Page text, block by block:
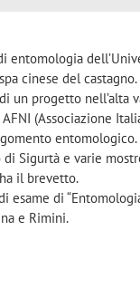
cinese del
un progetto nell’alta
(Associazione
di Sigurtà e varie
il brevetto.
di
e Rimini.